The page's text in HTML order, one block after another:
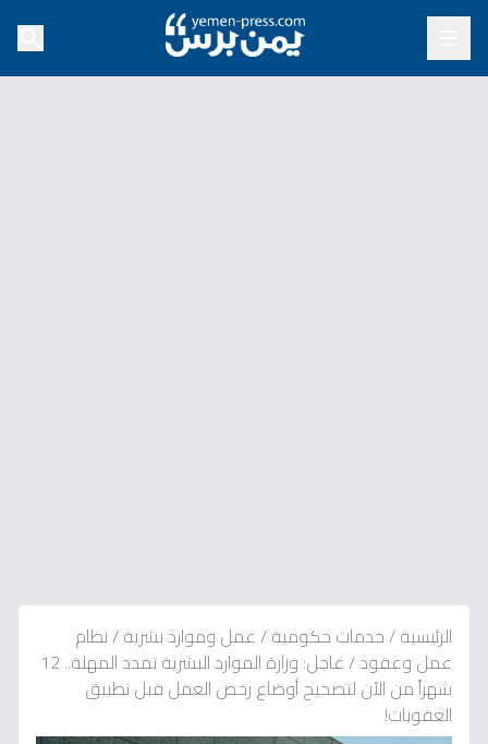
الرئيسية/خدمات حكومية/عمل وموارد بشرية/نظام
عمل وعقود/
عاجل: وزارة الموارد البشرية تمدد المهلة.. 12
شهراً من الآن لتصحيح أوضاع رخص العمل قبل تطبيق
العقوبات!